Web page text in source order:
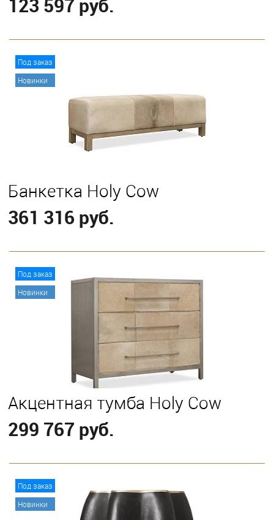
123 597 руб.
Под заказ
Новинки
Банкетка Holy Cow
361 316 руб.
Под заказ
Новинки
Акцентная тумба Holy Cow
299 767 руб.
Под заказ
Новинки